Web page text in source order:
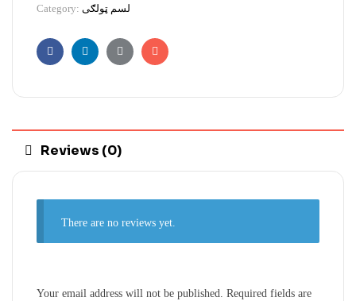
Category: لسم ټولګی
FacebookLinkedinGoogle+Email
Reviews (0)
There are no reviews yet.
Your email address will not be published. Required fields are